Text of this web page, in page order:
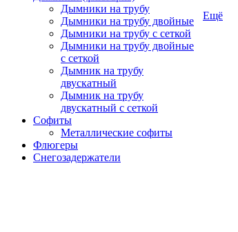
Дымники на трубу
Дымники на трубу двойные
Дымники на трубу с сеткой
Дымники на трубу двойные
с сеткой
Дымник на трубу
двускатный
Дымник на трубу
двускатный с сеткой
Софиты
Металлические софиты
Флюгеры
Снегозадержатели
Ещё